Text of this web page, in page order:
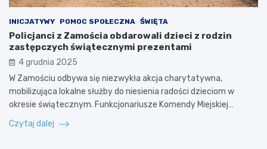
INICJATYWY POMOC SPOŁECZNA ŚWIĘTA
Policjanci z Zamościa obdarowali dzieci z rodzin
zastępczych świątecznymi prezentami
4 grudnia 2025
W Zamościu odbywa się niezwykła akcja charytatywna,
mobilizująca lokalne służby do niesienia radości dzieciom w
okresie świątecznym. Funkcjonariusze Komendy Miejskiej…
Czytaj dalej